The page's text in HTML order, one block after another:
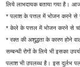
लिये लाभदायक बताया गया है।
* पलाश के पत्तल में भोजन करने से
* केले के पत्तल में भोजन करने से
* रक्त की अशुद्धता के कारण होने
सम्बन्धी रोगों के लिये भी इसका
पलाश भी उपलब्ध है। इस दुर्लभ